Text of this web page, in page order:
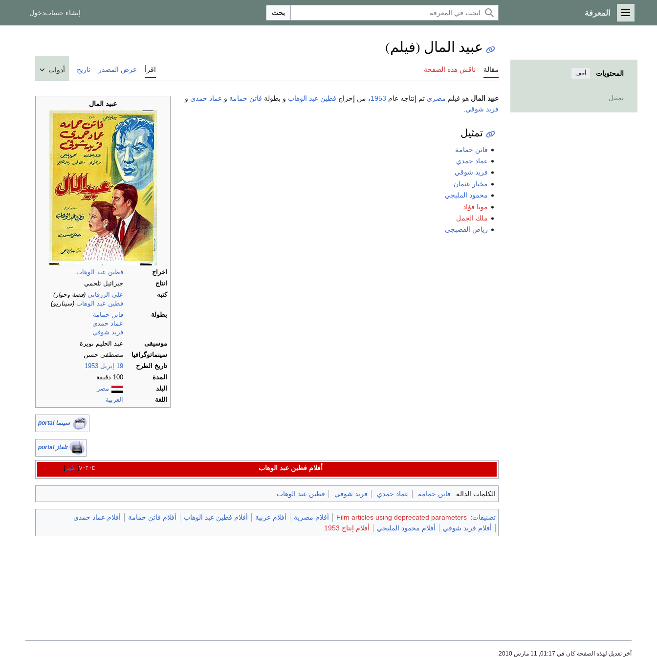
القائمة الرئيسية
المعرفة بحث إنشاء حسابدخول
المحتويات أخف
تمثيل
عبيد المال (فيلم)
مقالة ناقش هذه الصفحة اقرأ عرض المصدر تاريخ أدوات
عبيد المال
اخراج
فطين عبد الوهاب
انتاج
جبرائيل تلحمي
كتبه
علي الزرقاني (قصة وحوار)
فطين عبد الوهاب (سيناريو)
بطولة
فاتن حمامة
عماد حمدي
فريد شوقي
موسيقى
عبد الحليم نويرة
سينماتوگرافيا
مصطفى حسن
تاريخ الطرح
19 إبريل
1953
المدة
100 دقيقة
البلد
مصر
اللغة
العربية
عبيد المال هو فيلم مصري تم إنتاجه عام 1953، من إخراج فطين عبد الوهاب و بطولة فاتن حمامة و عماد حمدي و
فريد شوقي
تمثيل
فاتن حمامة
عماد حمدي
فريد شوقي
مختار عثمان
محمود المليجي
مونا فؤاد
ملك الجمل
رياض القصبجي
سينما portal
تلفاز portal
أظهر v t e أفلام فطين عبد الوهاب
الكلمات الدالة: فاتن حمامة عماد حمدي فريد شوقي فطين عبد الوهاب
تصنيفات:
Film articles using deprecated parameters أفلام مصرية أفلام عربية أفلام فطين عبد الوهاب أفلام فاتن حمامة
أفلام عماد حمدي
أفلام فريد شوقي
أفلام محمود المليجي أفلام إنتاج 1953
آخر تعديل لهذه الصفحة كان في 01:17, 11 مارس 2010.